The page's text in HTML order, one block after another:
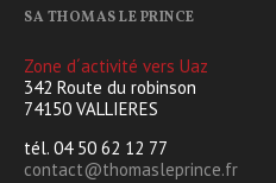
SA THOMAS LE PRINCE
Zone d´activité vers Uaz
342 Route du robinson
74150 VALLIERES
tél. 04 50 62 12 77
contact@thomasleprince.fr